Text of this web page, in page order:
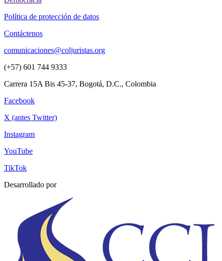
Política de protección de datos
Contáctenos
comunicaciones@coljuristas.org
(+57) 601 744 9333
Carrera 15A Bis 45-37, Bogotá, D.C., Colombia
Facebook
X (antes Twitter)
Instagram
YouTube
TikTok
Desarrollado por